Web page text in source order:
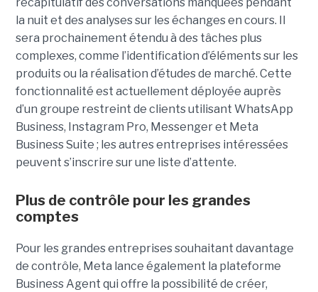
récapitulatif des conversations manquées pendant
la nuit et des analyses sur les échanges en cours. Il
sera prochainement étendu à des tâches plus
complexes, comme l’identification d’éléments sur les
produits ou la réalisation d’études de marché. Cette
fonctionnalité est actuellement déployée auprès
d’un groupe restreint de clients utilisant WhatsApp
Business, Instagram Pro, Messenger et Meta
Business Suite ; les autres entreprises intéressées
peuvent s’inscrire sur une liste d’attente.
Plus de contrôle pour les grandes
comptes
Pour les grandes entreprises souhaitant davantage
de contrôle, Meta lance également la plateforme
Business Agent qui offre la possibilité de créer,